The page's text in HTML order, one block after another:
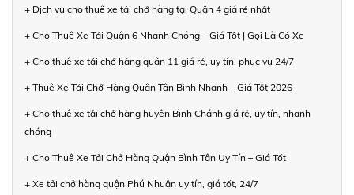
+ Dịch vụ cho thuê xe tải chở hàng tại Quận 4 giá rẻ nhất
+ Cho Thuê Xe Tải Quận 6 Nhanh Chóng – Giá Tốt | Gọi Là Có Xe
+ Cho thuê xe tải chở hàng quận 11 giá rẻ, uy tín, phục vụ 24/7
+ Thuê Xe Tải Chở Hàng Quận Tân Bình Nhanh – Giá Tốt 2026
+ Cho thuê xe tải chở hàng huyện Bình Chánh giá rẻ, uy tín, nhanh
chóng
+ Cho Thuê Xe Tải Chở Hàng Quận Bình Tân Uy Tín – Giá Tốt
+ Xe tải chở hàng quận Phú Nhuận uy tín, giá tốt, 24/7